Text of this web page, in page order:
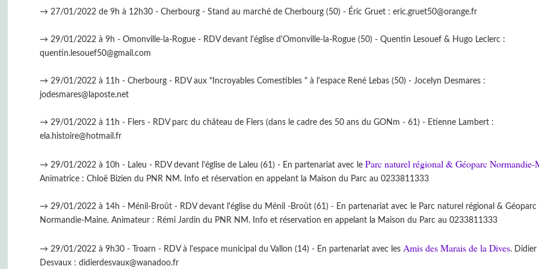
→ 27/01/2022 de 9h à 12h30 - Cherbourg - Stand au marché de Cherbourg (50) - Éric Gruet : eric.gruet50@orange.fr
→ 29/01/2022 à 9h - Omonville-la-Rogue - RDV devant l'église d'Omonville-la-Rogue (50) - Quentin Lesouef & Hugo Leclerc :
quentin.lesouef50@gmail.com
→ 29/01/2022 à 11h - Cherbourg - RDV aux "Incroyables Comestibles " à l'espace René Lebas (50) - Jocelyn Desmares :
jodesmares@laposte.net
→ 29/01/2022 à 11h - Flers - RDV parc du château de Flers (dans le cadre des 50 ans du GONm - 61) - Etienne Lambert :
ela.histoire@hotmail.fr
→ 29/01/2022 à 10h - Laleu - RDV devant l'église de Laleu (61) - En partenariat avec le Parc naturel régional & Géoparc Normandie-
Animatrice : Chloë Bizien du PNR NM. Info et réservation en appelant la Maison du Parc au 0233811333
→ 29/01/2022 à 14h - Ménil-Broût - RDV devant l'église du Ménil -Broût (61) - En partenariat avec le Parc naturel régional & Géoparc
Normandie-Maine. Animateur : Rémi Jardin du PNR NM. Info et réservation en appelant la Maison du Parc au 0233811333
→ 29/01/2022 à 9h30 - Troarn - RDV à l'espace municipal du Vallon (14) - En partenariat avec les Amis des Marais de la Dives. Didier
Desvaux : didierdesvaux@wanadoo.fr